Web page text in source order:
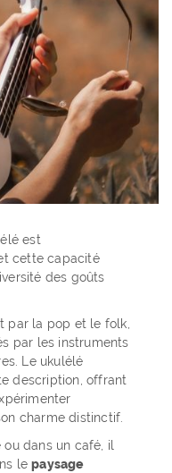
est
cette capacité
des goûts
par la pop et le folk,
par les instruments
Le ukulélé
description, offrant
charme distinctif.
ou dans un café, il
lepaysage